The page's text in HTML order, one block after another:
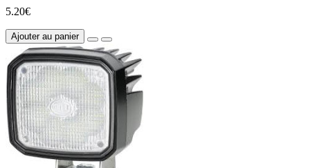
5.20€
Ajouter au panier